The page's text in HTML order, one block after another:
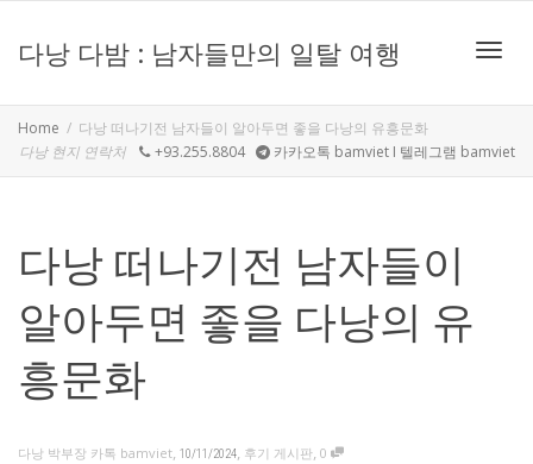
다낭 다밤 : 남자들만의 일탈 여행
Home
다낭 떠나기전 남자들이 알아두면 좋을 다낭의 유흥문화
다낭 현지 연락처
+93.255.8804 카카오톡 bamviet I 텔레그램 bamviet
다낭 떠나기전 남자들이
알아두면 좋을 다낭의 유
흥문화
다낭 박부장 카톡 bamviet, 10/11/2024, 후기 게시판, 0